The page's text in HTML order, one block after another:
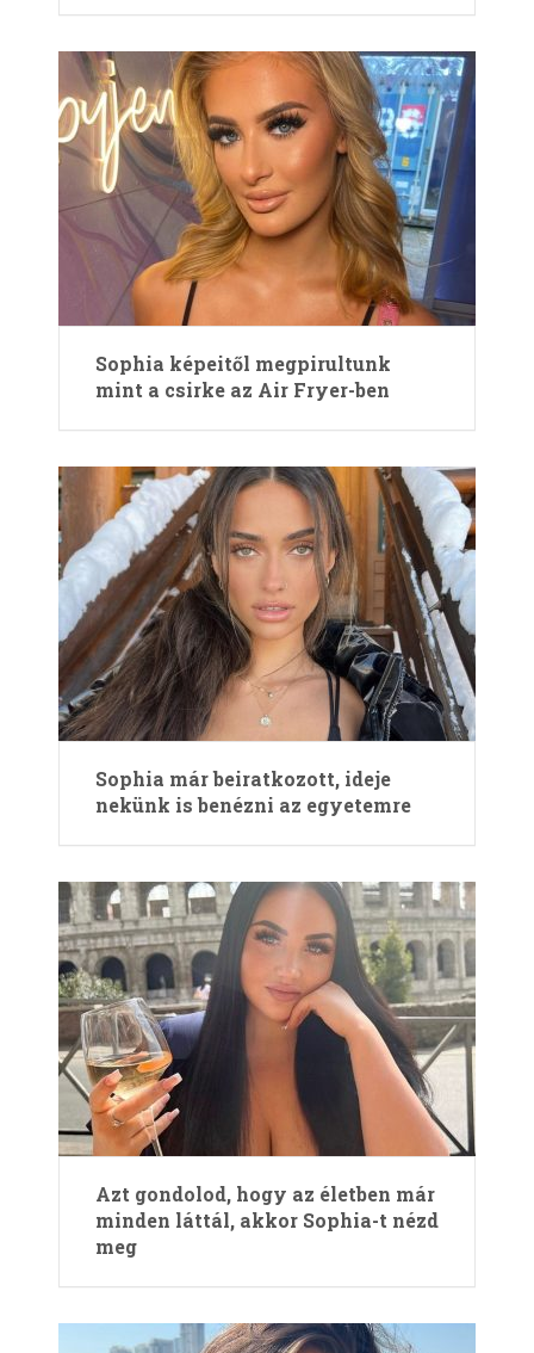
Sophia képeitől megpirultunk
mint a csirke az Air Fryer-ben
Sophia már beiratkozott, ideje
nekünk is benézni az egyetemre
Azt gondolod, hogy az életben már
minden láttál, akkor Sophia-t nézd
meg